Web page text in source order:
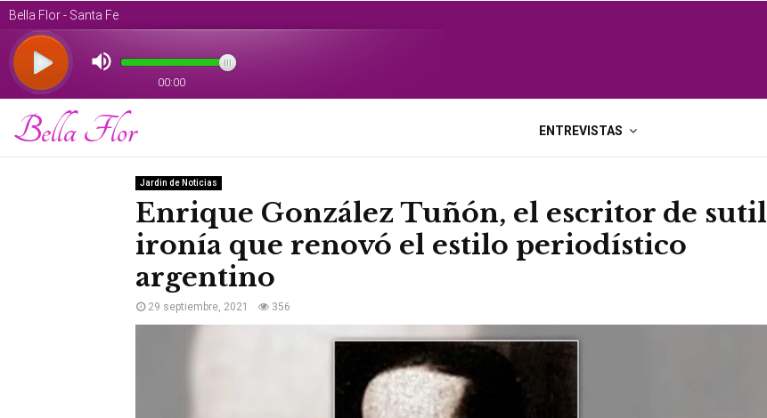
Bella Flor ENTREVISTAS
Jardin de Noticias
Enrique González Tuñón, el escritor de sutil
ironía que renovó el estilo periodístico
argentino
29 septiembre, 2021 356